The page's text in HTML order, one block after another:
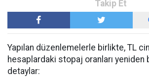
Yapılan düzenlemelerle birlikte, TL
hesaplardaki stopaj oranları yeniden
detaylar: